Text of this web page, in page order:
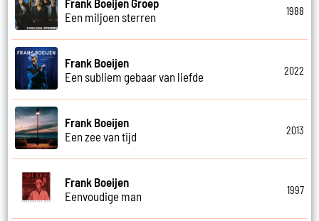
Een miljoen sterren
1988
Frank Boeijen
Een subliem gebaar van liefde
2022
Frank Boeijen
Een zee van tijd
2013
Frank Boeijen
Eenvoudige man
1997